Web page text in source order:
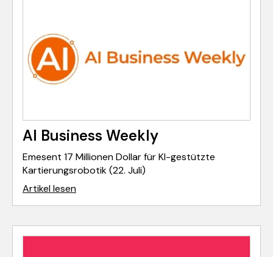
AI Business Weekly
Emesent 17 Millionen Dollar für KI-gestützte
Kartierungsrobotik (22. Juli)
Artikel lesen